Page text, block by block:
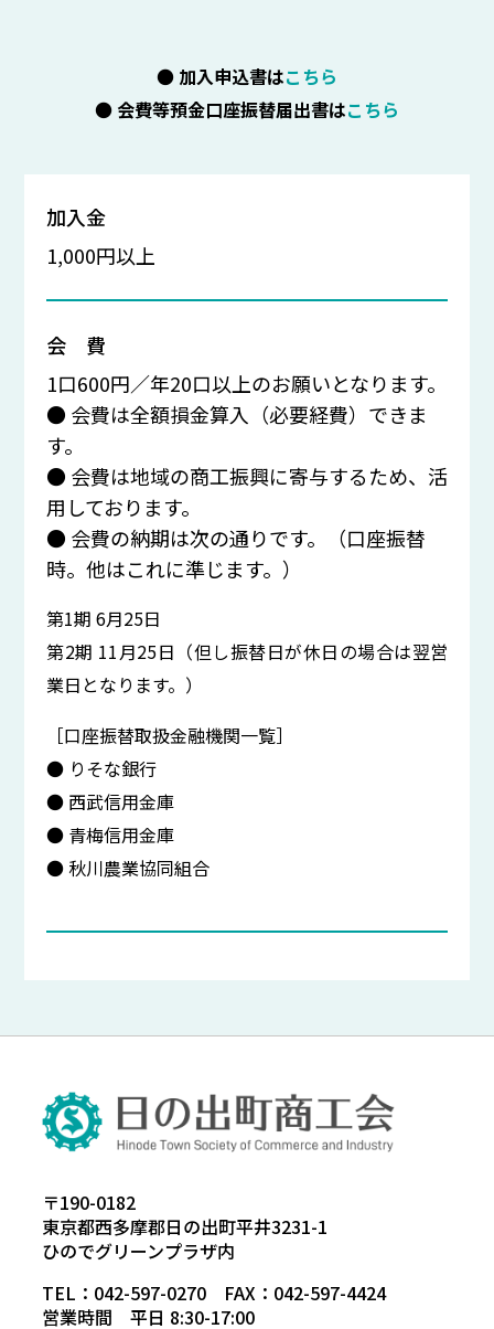
● 加入申込書はこちら
● 会費等預金口座振替届出書はこちら
加入金
1,000円以上
会 費
1口600円／年20口以上のお願いとなります。
● 会費は全額損金算入（必要経費）できま
す。
● 会費は地域の商工振興に寄与するため、活
用しております。
● 会費の納期は次の通りです。（口座振替
時。他はこれに準じます。）
第1期 6月25日
第2期 11月25日（但し振替日が休日の場合は翌営
業日となります。）
［口座振替取扱金融機関一覧］
● りそな銀行
● 西武信用金庫
● 青梅信用金庫
● 秋川農業協同組合
〒190-0182
東京都西多摩郡日の出町平井3231-1
ひのでグリーンプラザ内
TEL：042-597-0270 FAX：042-597-4424
営業時間 平日 8:30-17:00